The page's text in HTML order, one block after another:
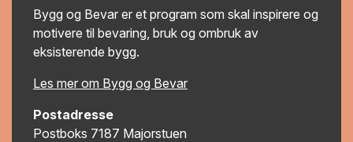
Bygg og Bevar er et program som skal inspirere og
motivere til bevaring, bruk og ombruk av
eksisterende bygg.
Les mer om Bygg og Bevar
Postadresse
Postboks 7187 Majorstuen